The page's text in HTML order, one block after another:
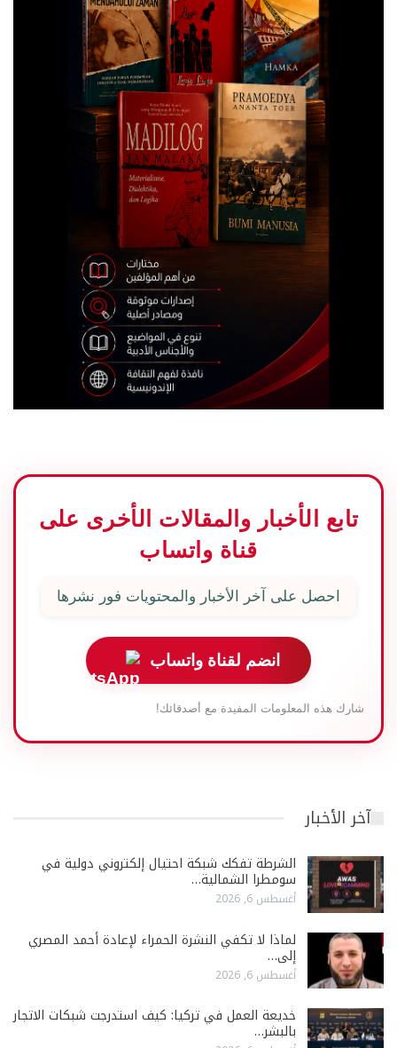
تابع الأخبار والمقالات الأخرى على
قناة واتساب
احصل على آخر الأخبار والمحتويات فور نشرها
انضم لقناة واتساب
شارك هذه المعلومات المفيدة مع أصدقائك!
آخر الأخبار
الشرطة تفكك شبكة احتيال إلكتروني دولية في
سومطرا الشمالية…
أغسطس 6, 2026
لماذا لا تكفي النشرة الحمراء لإعادة أحمد المصري
إلى…
أغسطس 6, 2026
خديعة العمل في تركيا: كيف استدرجت شبكات الاتجار
بالبشر…